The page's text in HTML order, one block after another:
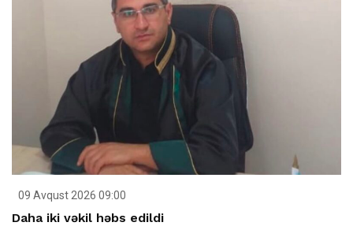
09 Avqust 2026 09:00
Daha iki vəkil həbs edildi